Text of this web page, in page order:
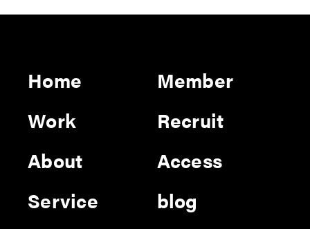
Home
Work
About
Service
Member
Recruit
Access
blog